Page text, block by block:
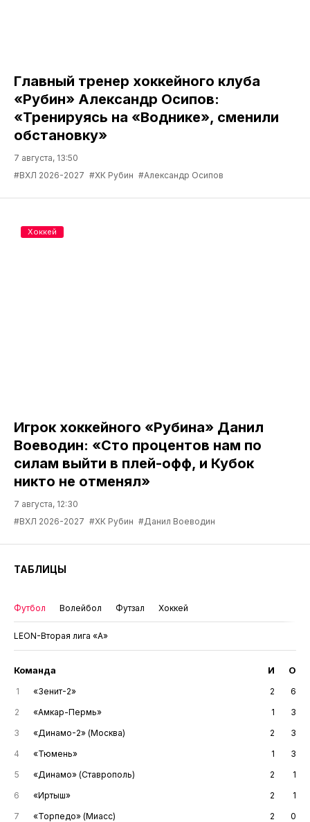
Главный тренер хоккейного клуба
«Рубин» Александр Осипов:
«Тренируясь на «Воднике», сменили
обстановку»
7 августа, 13:50
#ВХЛ 2026-2027 #ХК Рубин #Александр Осипов
Игрок хоккейного «Рубина» Данил
Воеводин: «Сто процентов нам по
силам выйти в плей-офф, и Кубок
никто не отменял»
7 августа, 12:30
#ВХЛ 2026-2027 #ХК Рубин #Данил Воеводин
Хоккей
ТАБЛИЦЫ
Футбол Волейбол Футзал Хоккей
LEON-Вторая лига «А»
Команда И О
1 «Зенит-2» 2
6
2
«Амкар-Пермь» 1
3
3
«Динамо-2» (Москва) 2
3
4
«Тюмень» 1
3
5
«Динамо» (Ставрополь) 2
1
6
«Иртыш» 2
1
7
«Торпедо» (Миасс) 2 0